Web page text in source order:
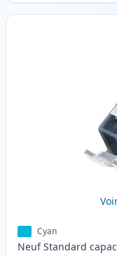
Cyan
Neuf Standard